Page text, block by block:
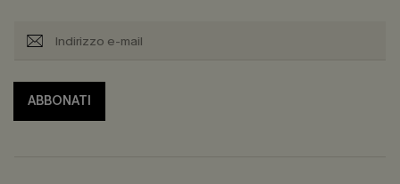
ABBONATI